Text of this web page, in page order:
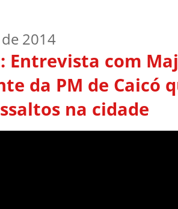
2014
Entrevista com
da PM de Caicó
na cidade